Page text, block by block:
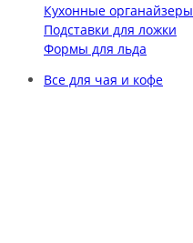
Кухонные органайзеры
Подставки для ложки
Формы для льда
Все для чая и кофе